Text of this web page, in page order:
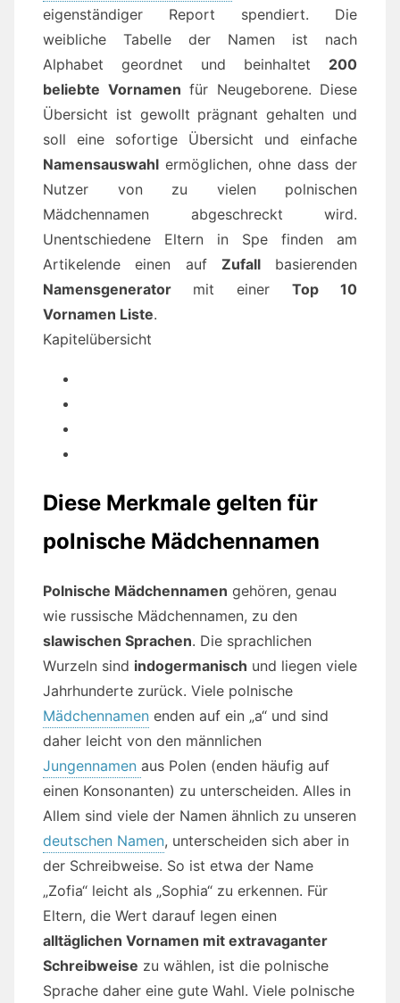
eigenständiger Report spendiert. Die
weibliche Tabelle der Namen ist nach
Alphabet geordnet und beinhaltet 200
beliebte Vornamen für Neugeborene. Diese
Übersicht ist gewollt prägnant gehalten und
soll eine sofortige Übersicht und einfache
Namensauswahl ermöglichen, ohne dass der
Nutzer von zu vielen polnischen
Mädchennamen abgeschreckt wird.
Unentschiedene Eltern in Spe finden am
Artikelende einen auf Zufallbasierenden
Namensgenerator mit einer Top 10
Vornamen Liste.
Kapitelübersicht
Diese Merkmale gelten für
polnische Mädchennamen
Polnische Mädchennamen gehören, genau
wie russische Mädchennamen, zu den
slawischen Sprachen. Die sprachlichen
Wurzeln sind indogermanisch und liegen viele
Jahrhunderte zurück. Viele polnische
Mädchennamen enden auf ein „a“ und sind
daher leicht von den männlichen
Jungennamen aus Polen (enden häufig auf
einen Konsonanten) zu unterscheiden. Alles in
Allem sind viele der Namen ähnlich zu unseren
deutschen Namen, unterscheiden sich aber in
der Schreibweise. So ist etwa der Name
„Zofia“ leicht als „Sophia“ zu erkennen. Für
Eltern, die Wert darauf legen einen
alltäglichen Vornamen mit extravaganter
Schreibweise zu wählen, ist die polnische
Sprache daher eine gute Wahl. Viele polnische